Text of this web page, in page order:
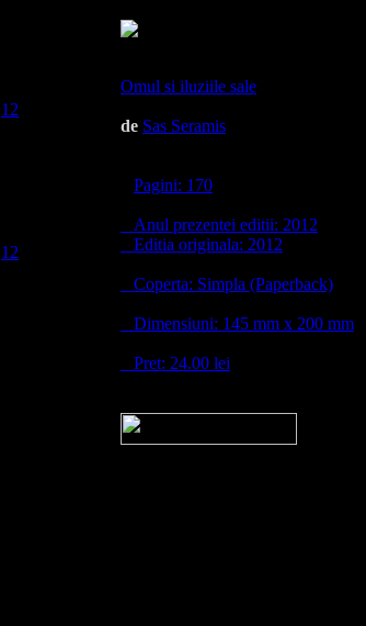
12
12
Omul si iluziile sale
de Sas Seramis
Pagini: 170
Anul prezentei editii: 2012
Editia originala: 2012
Coperta: Simpla (Paperback)
Dimensiuni: 145 mm x 200 mm
Pret: 24.00 lei